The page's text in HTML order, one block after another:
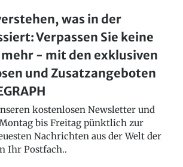
was in der
Verpassen Sie keine
- mit den exklusiven
und Zusatzangeboten
kostenlosen Newsletter und
bis Freitag pünktlich zur
Nachrichten aus der Welt der
Ihr Postfach..